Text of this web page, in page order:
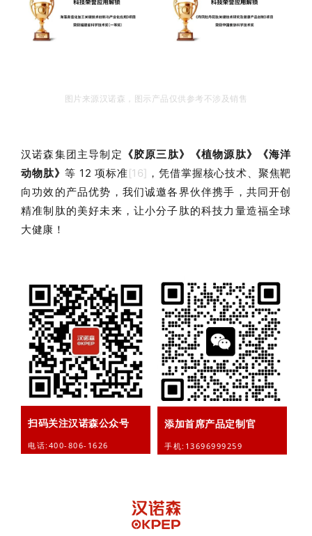
图片来源汉诺森，图示产品仅供参考不涉及销售
汉诺森集团主导制定 《胶原三肽》《植物源肽》《海洋
动物肽》等 12 项标准[16] ，凭借掌握核心技术、聚焦靶
向功效的产品优势，我们诚邀各界伙伴携手，共同开创
精准制 肽的美好未来，让小分子肽的科技力量造福全球
大健康！
扫码关注汉诺森公众号
电话:400-806-1626
添加首席产品定制官
手机:13696999259